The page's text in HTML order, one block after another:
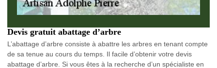
Devis gratuit abattage d’arbre
L’abattage d’arbre consiste à abattre les arbres en tenant compte
de sa tenue au cours du temps. Il facile d’obtenir votre devis
abattage d’arbre. Si vous êtes à la recherche d’un spécialiste en